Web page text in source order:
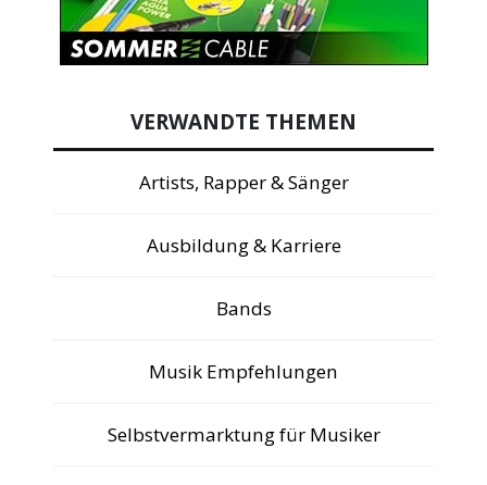
VERWANDTE THEMEN
Artists, Rapper & Sänger
Ausbildung & Karriere
Bands
Musik Empfehlungen
Selbstvermarktung für Musiker